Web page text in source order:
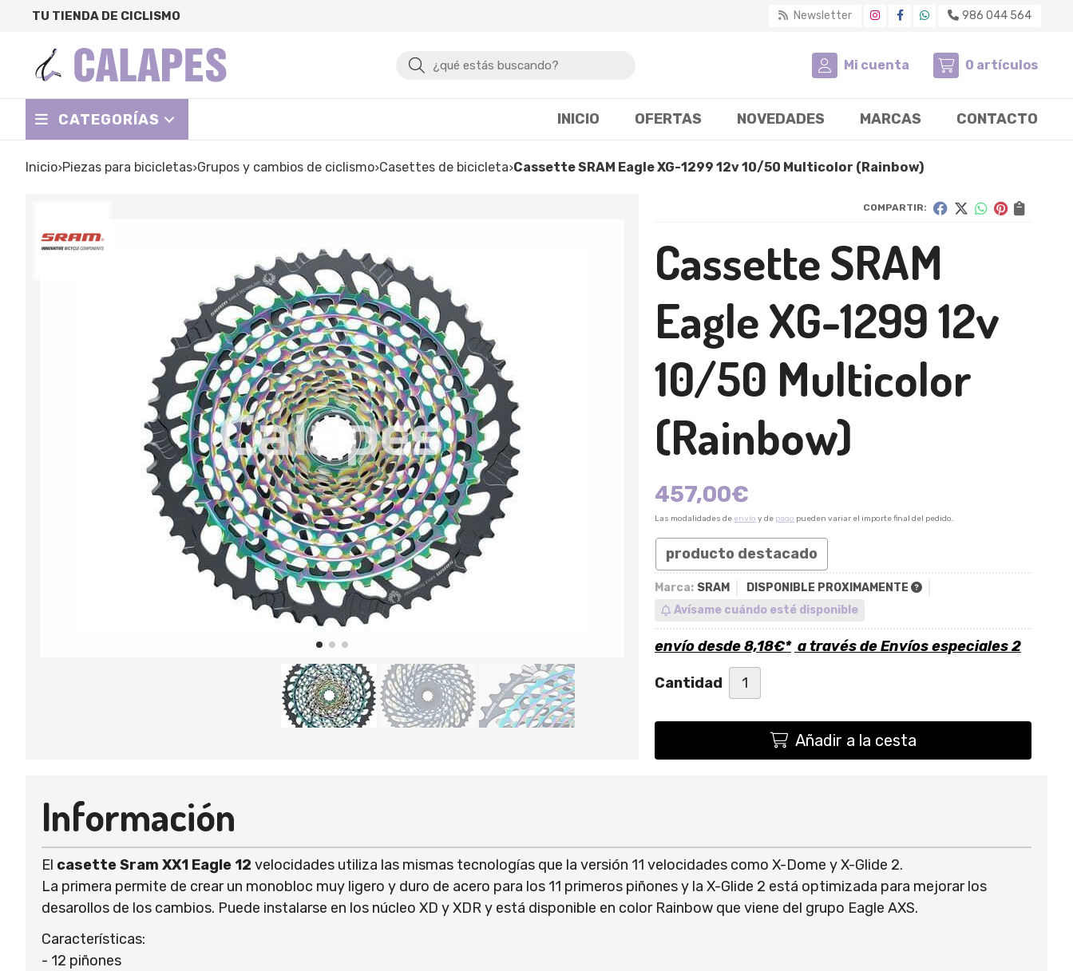
TU TIENDA DE CICLISMO Newsletter 986 044 564
Buscar Mi cuenta 0 artículos
CATEGORÍAS INICIO OFERTAS NOVEDADES MARCAS CONTACTO
Inicio piezas para bicicletas grupos y cambios de ciclismo casettes de bicicleta Cassette SRAM Eagle XG-1299 12v 10/50 Multicolor (Rainbow)
COMPARTIR:
Cassette SRAM
Eagle XG-1299 12v
10/50 Multicolor
(Rainbow)
457,00€
Las modalidades de envío y de pago pueden variar el importe final del pedido.
producto destacado
Marca: SRAM
DISPONIBLE PROXIMAMENTE
Avísame cuándo esté disponible
envío desde8,18€* a través deEnvíos especiales 2
Cantidad
Añadir a la cesta
Información
El casette Sram XX1 Eagle 12 velocidades utiliza las mismas tecnologías que la versión 11 velocidades como X-Dome y X-Glide 2.
La primera permite de crear un monobloc muy ligero y duro de acero para los 11 primeros piñones y la X-Glide 2 está optimizada para mejorar los
desarollos de los cambios. Puede instalarse en los núcleo XD y XDR y está disponible en color Rainbow que viene del grupo Eagle AXS.
Características:
- 12 piñones